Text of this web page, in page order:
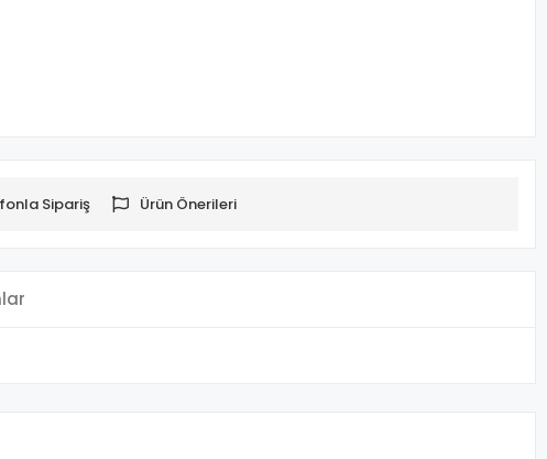
Sipariş Ürün Önerileri